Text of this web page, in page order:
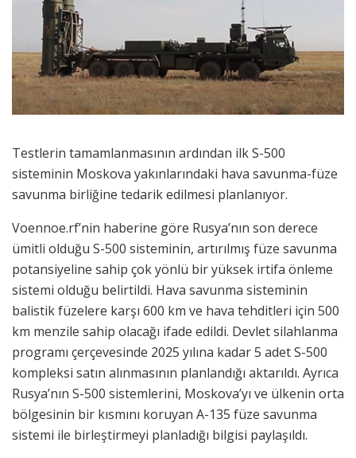
Testlerin tamamlanmasının ardından ilk S-500
sisteminin Moskova yakınlarındaki hava savunma-füze
savunma birliğine tedarik edilmesi planlanıyor.
Voennoe.rf’nin haberine göre Rusya’nın son derece
ümitli olduğu S-500 sisteminin, artırılmış füze savunma
potansiyeline sahip çok yönlü bir yüksek irtifa önleme
sistemi olduğu belirtildi. Hava savunma sisteminin
balistik füzelere karşı 600 km ve hava tehditleri için 500
km menzile sahip olacağı ifade edildi. Devlet silahlanma
programı çerçevesinde 2025 yılına kadar 5 adet S-500
kompleksi satın alınmasının planlandığı aktarıldı. Ayrıca
Rusya’nın S-500 sistemlerini, Moskova’yı ve ülkenin orta
bölgesinin bir kısmını koruyan A-135 füze savunma
sistemi ile birleştirmeyi planladığı bilgisi paylaşıldı.